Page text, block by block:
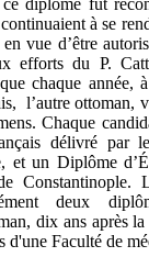
diplôme fut
à se
en vue d’être
efforts du P.
chaque année,
l’autre ottoman,
Chaque
délivré par
et un Diplôme
deux
dix ans après
d'une Faculté de